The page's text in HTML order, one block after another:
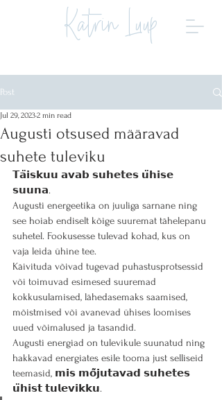
Katrin Luup
Post
Augusti otsused määravad
suhete tuleviku
Jul 29, 20232 min read
𝗧𝗮̈𝗶𝘀𝗸𝘂𝘂 𝗮𝘃𝗮𝗯 𝘀𝘂𝗵𝗲𝘁𝗲𝘀 𝘂̈𝗵𝗶𝘀𝗲
𝘀𝘂𝘂𝗻𝗮.
Augusti energeetika on juuliga sarnane ning
see hoiab endiselt kõige suuremat tähelepanu
suhetel. Fookusesse tulevad kohad, kus on
vaja leida ühine tee.
Käivituda võivad tugevad puhastusprotsessid
või toimuvad esimesed suuremad
kokkusulamised, lähedasemaks saamised,
mõistmised või avanevad ühises loomises
uued võimalused ja tasandid.
Augusti energiad on tulevikule suunatud ning
hakkavad energiates esile tooma just selliseid
teemasid, 𝗺𝗶𝘀 𝗺𝗼̃𝗷𝘂𝘁𝗮𝘃𝗮𝗱 𝘀𝘂𝗵𝗲𝘁𝗲𝘀
𝘂̈𝗵𝗶𝘀𝘁 𝘁𝘂𝗹𝗲𝘃𝗶𝗸𝗸𝘂.